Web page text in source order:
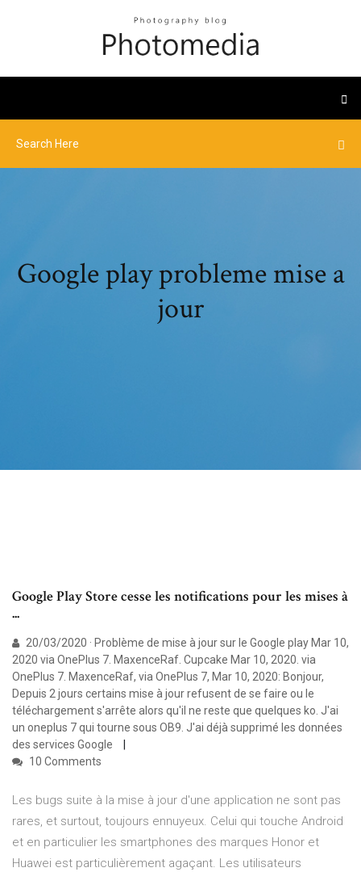
Google play probleme mise a
jour
Google Play Store cesse les notifications pour les mises à
...
20/03/2020 · Problème de mise à jour sur le Google play Mar 10,
2020 via OnePlus 7. MaxenceRaf. Cupcake Mar 10, 2020. via
OnePlus 7. MaxenceRaf, via OnePlus 7, Mar 10, 2020: Bonjour,
Depuis 2 jours certains mise à jour refusent de se faire ou le
téléchargement s'arrête alors qu'il ne reste que quelques ko. J'ai
un oneplus 7 qui tourne sous OB9. J'ai déjà supprimé les données
des services Google
10 Comments
Les bugs suite à la mise à jour d'une application ne sont pas
rares, et surtout, toujours ennuyeux. Celui qui touche Android
et en particulier les smartphones des marques Honor et
Huawei est particulièrement agaçant. Les utilisateurs